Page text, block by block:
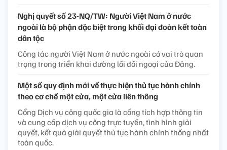
Nghị quyết số 23-NQ/TW: Người Việt Nam ở nước
ngoài là bộ phận đặc biệt trong khối đại đoàn kết toàn
dân tộc
Công tác người Việt Nam ở nước ngoài có vai trò quan
trọng trong triển khai đường lối đối ngoại của Đảng.
Một số quy định mới về thực hiện thủ tục hành chính
theo cơ chế một cửa, một cửa liên thông
Cổng Dịch vụ công quốc gia là cổng tích hợp thông tin
và cung cấp dịch vụ công trực tuyến, tình hình giải
quyết, kết quả giải quyết thủ tục hành chính thống nhất
toàn quốc.